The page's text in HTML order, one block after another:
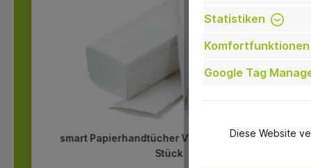
smart Papierhandtücher V-Falz Karton 3.990
Stück
Statistiken
Komfortfunktionen
Google Tag
Diese Website